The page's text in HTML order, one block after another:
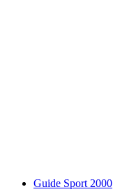
Guide Sport 2000